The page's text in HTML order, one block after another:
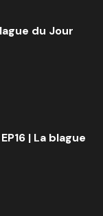
du Jour
| La blague